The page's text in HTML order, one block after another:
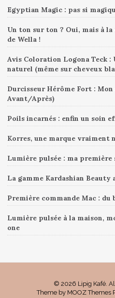
Egyptian Magic : pas si
Un ton sur ton ? Oui, mais à
de Wella !
Avis Coloration Logona Teck :
naturel (même sur cheveux
Durcisseur Hérôme Fort :
Avant/Après)
Poils incarnés : enfin un soin
Korres, une marque vraiment
Lumière pulsée : ma première
La gamme Kardashian Beauty
Première commande Mac : du
Lumière pulsée à la maison,
one
© 2026 Lipig Kafé.
Theme by MOOZ Themes